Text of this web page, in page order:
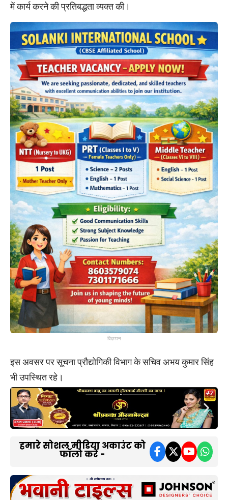
में कार्य करने की प्रतिबद्धता व्यक्त की।
विज्ञापन
इस अवसर पर सूचना प्रौद्योगिकी विभाग के सचिव अभय कुमार सिंह
भी उपस्थित रहे।
हमारे सोशल मीडिया अकाउंट को
फॉलो करें -